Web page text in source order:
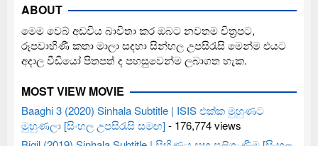
ABOUT
මෙම වෙබ් අඩවිය බාවිතා කර ඔබට නවතම චිත්‍රපට,
රූපවාහිණී කතා මාලා සදහා සින්හල උපසිරැසි මෙන්ම එයට
අදාල වීඩියෝ පිතපත් ද පහසුවෙන්ම ලබාගත හැක.
MOST VIEW MOVIE
Baaghi 3 (2020) Sinhala Subtitle | ISIS එක්ක මුහුණට
මුහුණලා [සිංහල උපසිරැසි සමඟ]- 176,774 views